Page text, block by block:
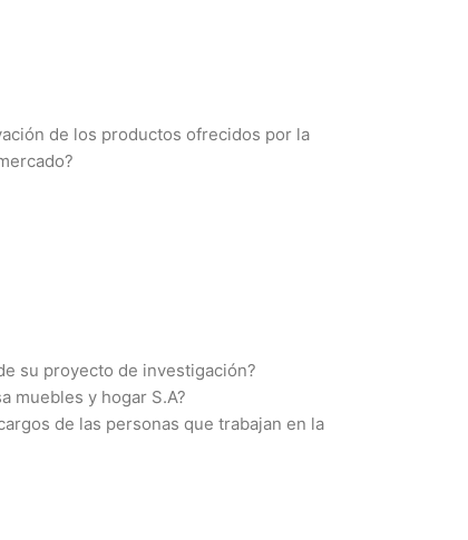
de los productos ofrecidos por la
su proyecto de investigación?
muebles y hogar S.A?
de las personas que trabajan en la